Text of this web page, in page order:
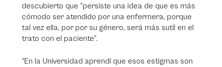
descubierto que “persiste una idea de que es más
cómodo ser atendido por una enfermera, porque
tal vez ella, por por su género, será más sutil en el
trato con el paciente”.
“En la Universidad aprendí que esos estigmas son